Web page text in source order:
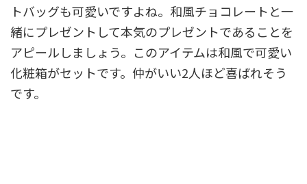
トバッグも可愛いですよね。和風チョコレートと一
緒にプレゼントして本気のプレゼントであることを
アピールしましょう。このアイテムは和風で可愛い
化粧箱がセットです。仲がいい2人ほど喜ばれそう
です。